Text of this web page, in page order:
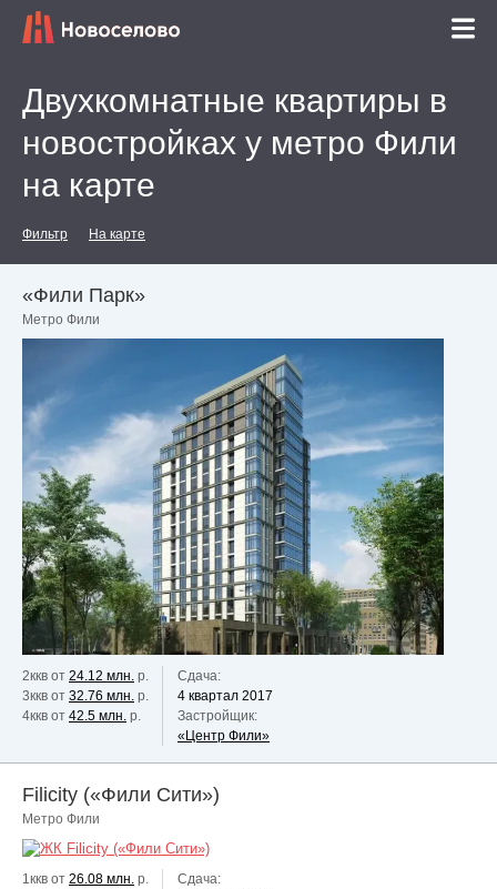
Двухкомнатные квартиры в
новостройках у метро Фили
на карте
Фильтр На карте
«Фили Парк»
Метро Фили
2ккв от 24.12 млн. р.
3ккв от 32.76 млн. р.
4ккв от 42.5 млн. р.
Сдача:
4 квартал 2017
Застройщик:
«Центр Фили»
Filicity («Фили Сити»)
Метро Фили
1ккв от 26.08 млн. р.
Сдача: